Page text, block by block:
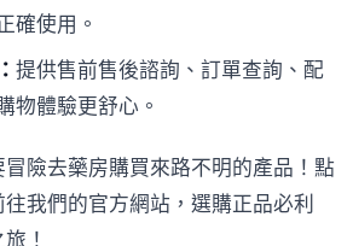
確使用。
提供售前售後諮詢、訂單查詢、配
物體驗更舒心。
險去藥房購買來路不明的產品！點
我們的官方網站，選購正品必利
！